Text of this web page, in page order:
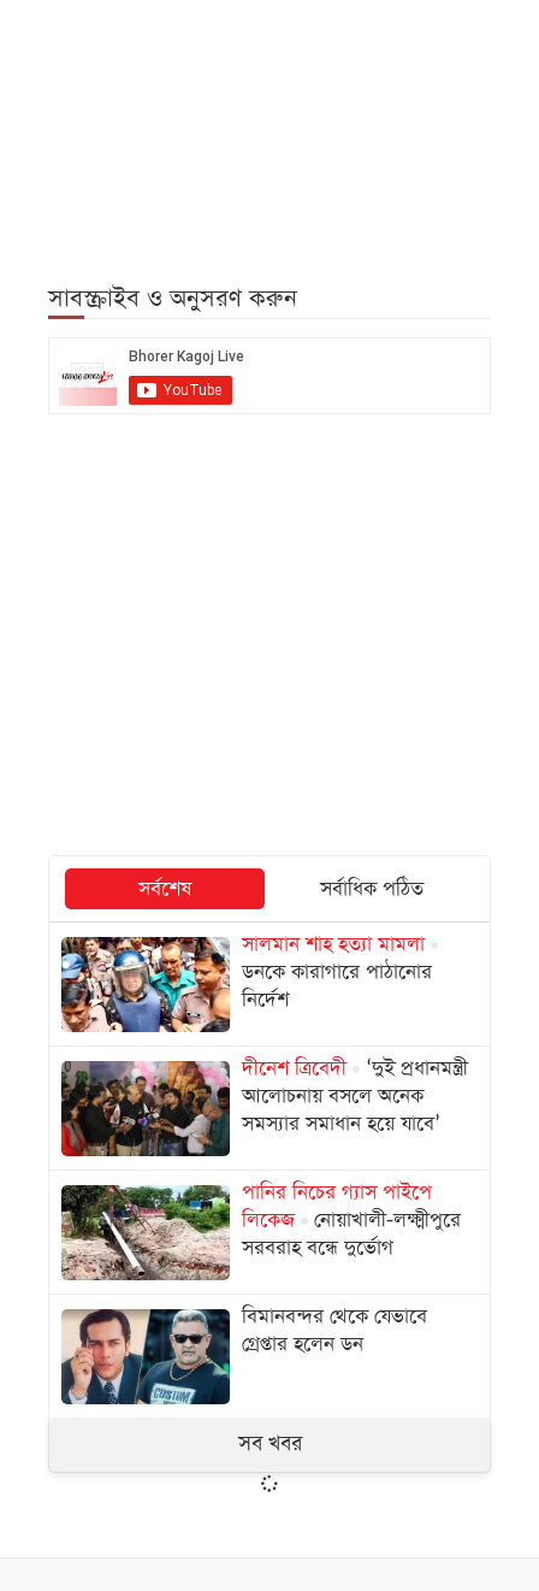
সাবস্ক্রাইব ও অনুসরণ করুন
সর্বশেষ
সর্বাধিক পঠিত
সালমান শাহ হত্যা মামলা
ডনকে কারাগারে পাঠানোর
নির্দেশ
দীনেশ ত্রিবেদী
‘দুই প্রধানমন্ত্রী
আলোচনায় বসলে অনেক
সমস্যার সমাধান হয়ে যাবে’
পানির নিচের গ্যাস পাইপে
লিকেজ
নোয়াখালী-লক্ষ্মীপুরে
সরবরাহ বন্ধে দুর্ভোগ
বিমানবন্দর থেকে যেভাবে
গ্রেপ্তার হলেন ডন
সব খবর